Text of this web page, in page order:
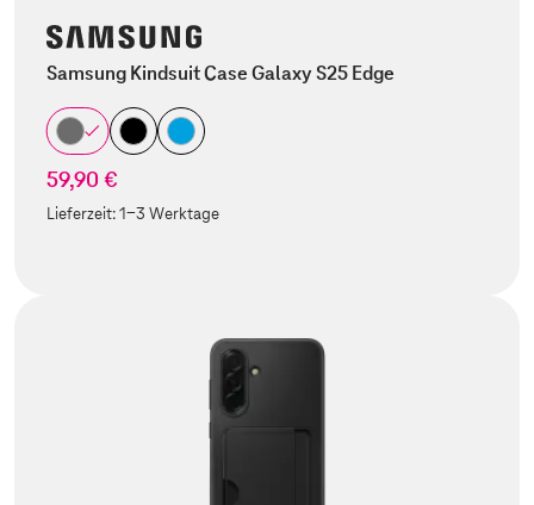
Samsung Kindsuit Case Galaxy S25 Edge
59,90 €
Lieferzeit:1-3 Werktage